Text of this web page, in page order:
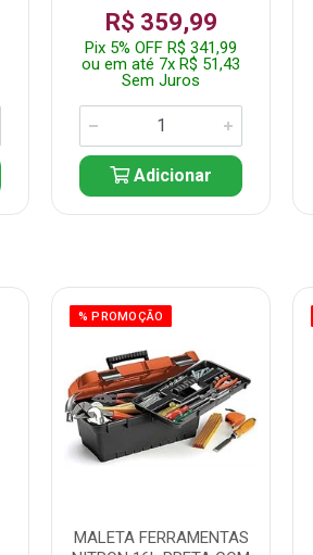
R$ 359,99
Pix 5% OFF R$ 341,99
ou em até 7x R$ 51,43
Sem Juros
Adicionar
% PROMOÇÃO
MALETA FERRAMENTAS